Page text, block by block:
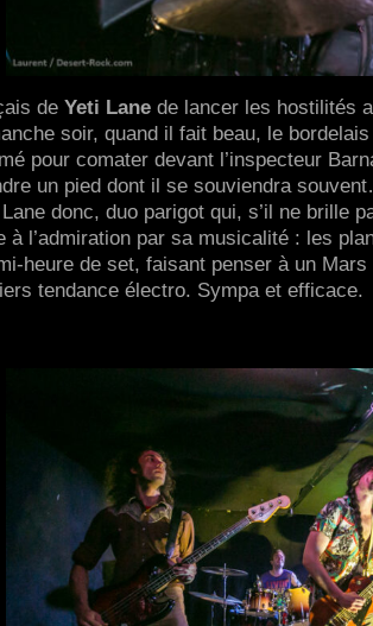
de Yeti Lane de lancer les hostilités
soir, quand il fait beau, le
pour comater devant l’inspecteur
un pied dont il se souviendra
donc, duo parigot qui, s’il ne brille
à l’admiration par sa musicalité : les
heure de set, faisant penser à un
tendance électro. Sympa et efficace.